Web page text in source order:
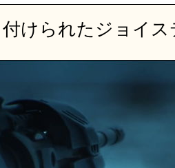
けられたジョイ